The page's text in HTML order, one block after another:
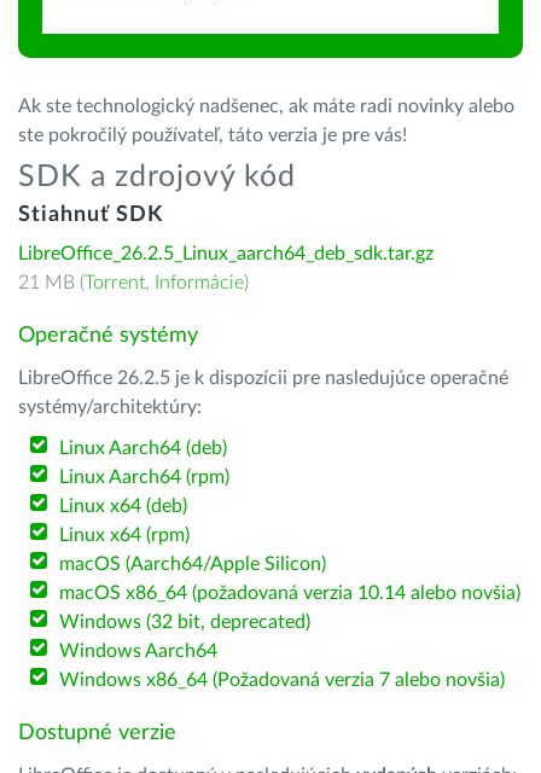
Ak ste technologický nadšenec, ak máte radi novinky alebo
ste pokročilý používateľ, táto verzia je pre vás!
SDK a zdrojový kód
Stiahnuť SDK
LibreOffice_26.2.5_Linux_aarch64_deb_sdk.tar.gz
21 MB (Torrent, Informácie)
Operačné systémy
LibreOffice 26.2.5 je k dispozícii pre nasledujúce operačné
systémy/architektúry:
Linux Aarch64 (deb)
Linux Aarch64 (rpm)
Linux x64 (deb)
Linux x64 (rpm)
macOS (Aarch64/Apple Silicon)
macOS x86_64 (požadovaná verzia 10.14 alebo novšia)
Windows (32 bit, deprecated)
Windows Aarch64
Windows x86_64 (Požadovaná verzia 7 alebo novšia)
Dostupné verzie